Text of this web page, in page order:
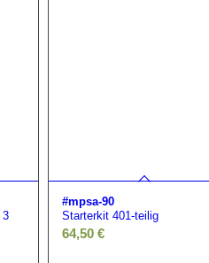
3
#mpsa-90
Starterkit 401-teilig
64,50 €